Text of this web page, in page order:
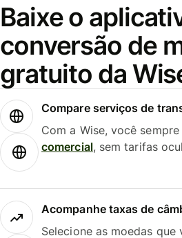
Baixe o
conversão de
gratuito da
Compare serviços de
Com a Wise, você
comercial, sem tarifas
Acompanhe taxas de
Selecione as moedas que